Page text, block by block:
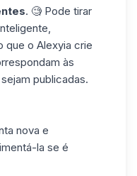
. 🧐 Pode tirar
que o Alexyia crie
às
publicadas.
nova e
la se é